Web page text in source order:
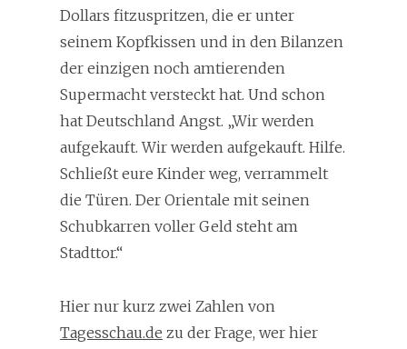
Dollars fitzuspritzen, die er unter
seinem Kopfkissen und in den Bilanzen
der einzigen noch amtierenden
Supermacht versteckt hat. Und schon
hat Deutschland Angst. „Wir werden
aufgekauft. Wir werden aufgekauft. Hilfe.
Schließt eure Kinder weg, verrammelt
die Türen. Der Orientale mit seinen
Schubkarren voller Geld steht am
Stadttor.“
Hier nur kurz zwei Zahlen von
Tagesschau.de zu der Frage, wer hier